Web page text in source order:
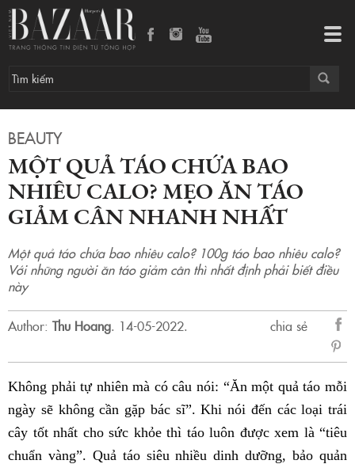
BEAUTY
MỘT QUẢ TÁO CHỨA BAO
NHIÊU CALO? MẸO ĂN TÁO
GIẢM CÂN NHANH NHẤT
Một quả táo chứa bao nhiêu calo? 100g táo bao nhiêu calo?
Với những người ăn táo giảm cân thì nhất định phải biết điều
này
Author: Thu Hoang. 14-05-2022.
chia sẻ
sẻ
Không phải tự nhiên mà có câu nói: “Ăn một quả táo mỗi
ngày sẽ không cần gặp bác sĩ”. Khi nói đến các loại trái
cây tốt nhất cho sức khỏe thì táo luôn được xem là “tiêu
chuẩn vàng”. Quả táo siêu nhiều dinh dưỡng, bảo quản